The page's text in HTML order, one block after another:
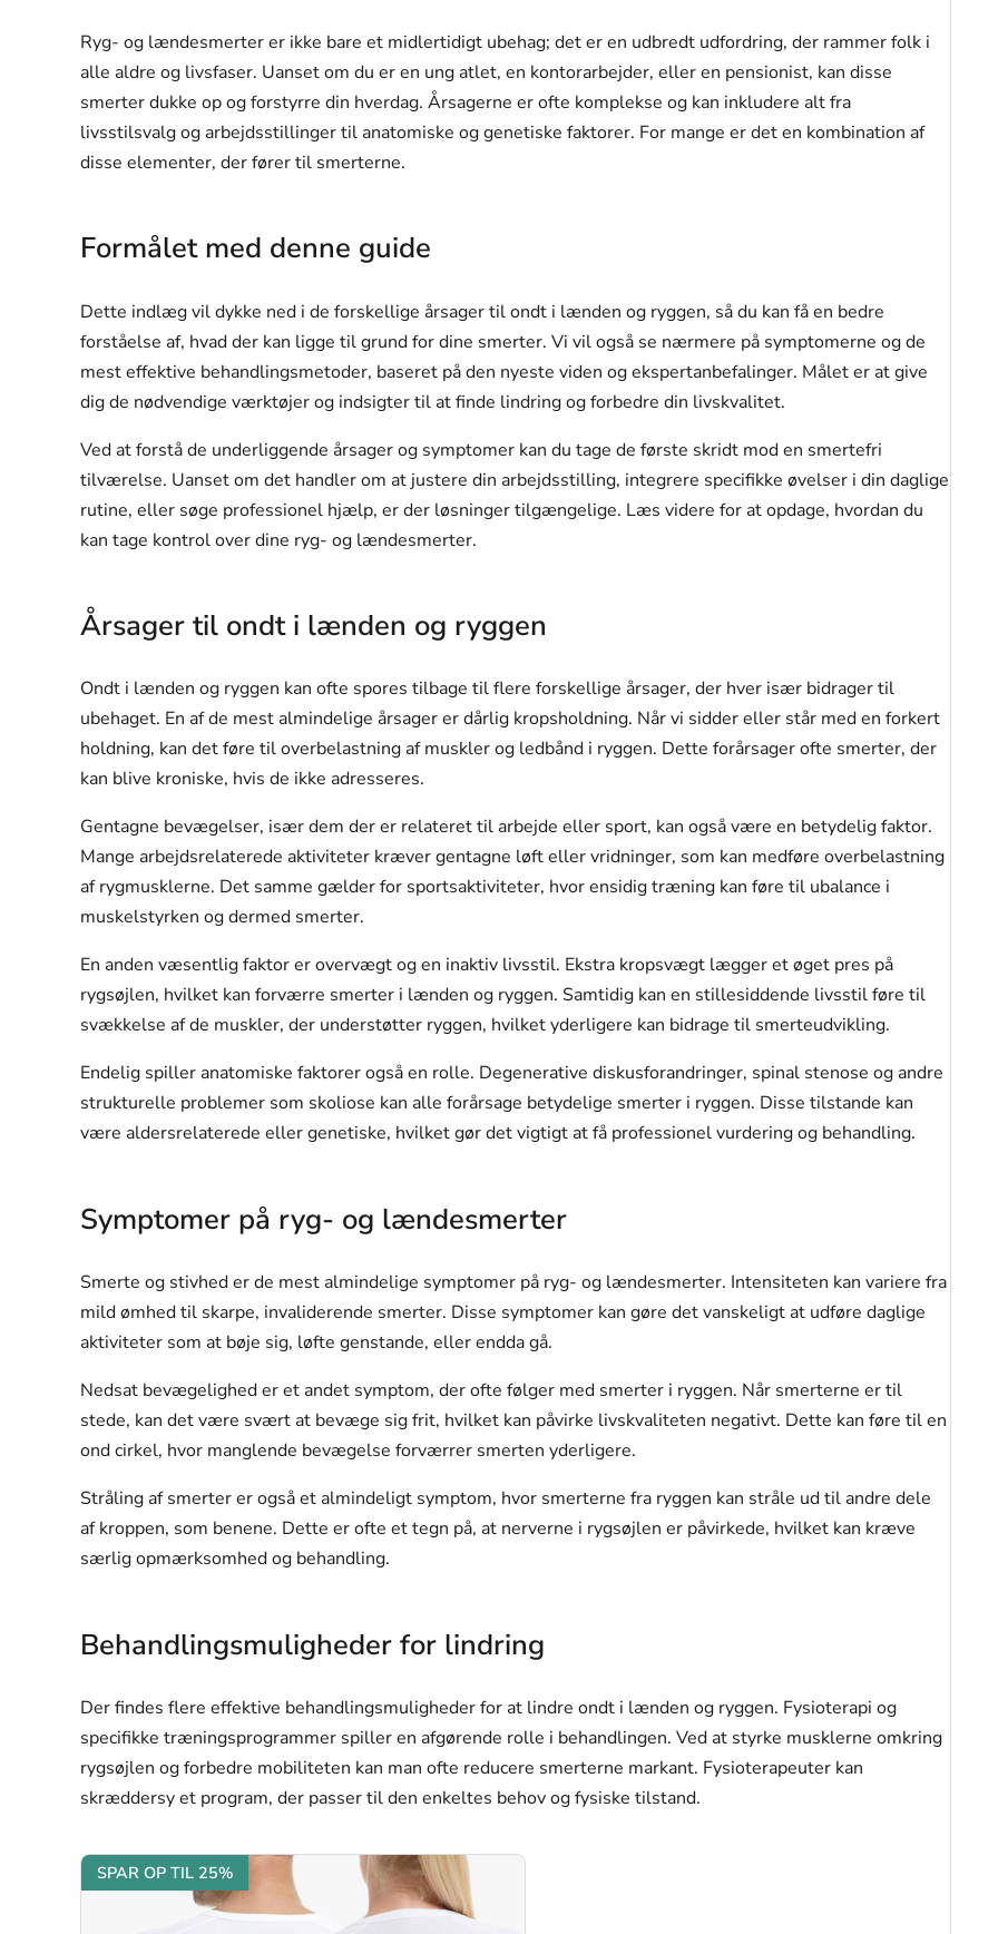
Ryg- og lændesmerter er ikke bare et midlertidigt ubehag; det er en udbredt udfordring, der rammer folk i
alle aldre og livsfaser. Uanset om du er en ung atlet, en kontorarbejder, eller en pensionist, kan disse
smerter dukke op og forstyrre din hverdag. Årsagerne er ofte komplekse og kan inkludere alt fra
livsstilsvalg og arbejdsstillinger til anatomiske og genetiske faktorer. For mange er det en kombination af
disse elementer, der fører til smerterne.
Formålet med denne guide
Dette indlæg vil dykke ned i de forskellige årsager til ondt i lænden og ryggen, så du kan få en bedre
forståelse af, hvad der kan ligge til grund for dine smerter. Vi vil også se nærmere på symptomerne og de
mest effektive behandlingsmetoder, baseret på den nyeste viden og ekspertanbefalinger. Målet er at give
dig de nødvendige værktøjer og indsigter til at finde lindring og forbedre din livskvalitet.
Ved at forstå de underliggende årsager og symptomer kan du tage de første skridt mod en smertefri
tilværelse. Uanset om det handler om at justere din arbejdsstilling, integrere specifikke øvelser i din daglige
rutine, eller søge professionel hjælp, er der løsninger tilgængelige. Læs videre for at opdage, hvordan du
kan tage kontrol over dine ryg- og lændesmerter.
Årsager til ondt i lænden og ryggen
Ondt i lænden og ryggen kan ofte spores tilbage til flere forskellige årsager, der hver især bidrager til
ubehaget. En af de mest almindelige årsager er dårlig kropsholdning. Når vi sidder eller står med en forkert
holdning, kan det føre til overbelastning af muskler og ledbånd i ryggen. Dette forårsager ofte smerter, der
kan blive kroniske, hvis de ikke adresseres.
Gentagne bevægelser, især dem der er relateret til arbejde eller sport, kan også være en betydelig faktor.
Mange arbejdsrelaterede aktiviteter kræver gentagne løft eller vridninger, som kan medføre overbelastning
af rygmusklerne. Det samme gælder for sportsaktiviteter, hvor ensidig træning kan føre til ubalance i
muskelstyrken og dermed smerter.
En anden væsentlig faktor er overvægt og en inaktiv livsstil. Ekstra kropsvægt lægger et øget pres på
rygsøjlen, hvilket kan forværre smerter i lænden og ryggen. Samtidig kan en stillesiddende livsstil føre til
svækkelse af de muskler, der understøtter ryggen, hvilket yderligere kan bidrage til smerteudvikling.
Endelig spiller anatomiske faktorer også en rolle. Degenerative diskusforandringer, spinal stenose og andre
strukturelle problemer som skoliose kan alle forårsage betydelige smerter i ryggen. Disse tilstande kan
være aldersrelaterede eller genetiske, hvilket gør det vigtigt at få professionel vurdering og behandling.
Symptomer på ryg- og lændesmerter
Smerte og stivhed er de mest almindelige symptomer på ryg- og lændesmerter. Intensiteten kan variere fra
mild ømhed til skarpe, invaliderende smerter. Disse symptomer kan gøre det vanskeligt at udføre daglige
aktiviteter som at bøje sig, løfte genstande, eller endda gå.
Nedsat bevægelighed er et andet symptom, der ofte følger med smerter i ryggen. Når smerterne er til
stede, kan det være svært at bevæge sig frit, hvilket kan påvirke livskvaliteten negativt. Dette kan føre til en
ond cirkel, hvor manglende bevægelse forværrer smerten yderligere.
Stråling af smerter er også et almindeligt symptom, hvor smerterne fra ryggen kan stråle ud til andre dele
af kroppen, som benene. Dette er ofte et tegn på, at nerverne i rygsøjlen er påvirkede, hvilket kan kræve
særlig opmærksomhed og behandling.
Behandlingsmuligheder for lindring
Der findes flere effektive behandlingsmuligheder for at lindre ondt i lænden og ryggen. Fysioterapi og
specifikke træningsprogrammer spiller en afgørende rolle i behandlingen. Ved at styrke musklerne omkring
rygsøjlen og forbedre mobiliteten kan man ofte reducere smerterne markant. Fysioterapeuter kan
skræddersy et program, der passer til den enkeltes behov og fysiske tilstand.
SPAR OP TIL 25%